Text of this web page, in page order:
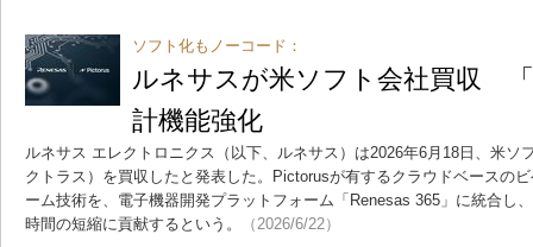
ソフト化もノーコード：
ルネサスが米ソフト会社買収
計機能強化
ルネサス エレクトロニクス（以下、ルネサス）は2026年6月18日、米ソ
クトラス）を買収したと発表した。Pictorusが有するクラウドベースの
ーム技術を、電子機器開発プラットフォーム「Renesas 365」に統合し
時間の短縮に貢献するという。
（2026/6/22）